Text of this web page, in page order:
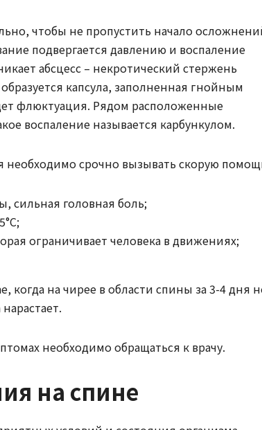
чтобы не пропустить начало
подвергается давлению и воспаление
абсцесс – некротический стержень
капсула, заполненная гнойным
флюктуация. Рядом расположенные
воспаление называется карбункулом.
срочно вызывать скорую
сильная головная боль;
ограничивает человека в движениях;
когда на чирее в области спины за 3-4 дня
необходимо обращаться к врачу.
на спине